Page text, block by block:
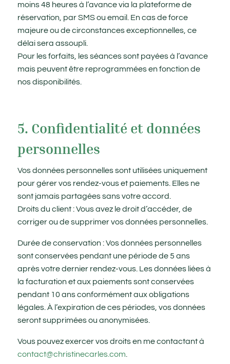
moins 48 heures à l’avance via la plateforme de
réservation, par SMS ou email. En cas de force
majeure ou de circonstances exceptionnelles, ce
délai sera assoupli.
Pour les forfaits, les séances sont payées à l’avance
mais peuvent être reprogrammées en fonction de
nos disponibilités.
5. Confidentialité et données
personnelles
Vos données personnelles sont utilisées uniquement
pour gérer vos rendez-vous et paiements. Elles ne
sont jamais partagées sans votre accord.
Droits du client : Vous avez le droit d’accéder, de
corriger ou de supprimer vos données personnelles.
Durée de conservation : Vos données personnelles
sont conservées pendant une période de 5 ans
après votre dernier rendez-vous. Les données liées à
la facturation et aux paiements sont conservées
pendant 10 ans conformément aux obligations
légales. À l’expiration de ces périodes, vos données
seront supprimées ou anonymisées.
Vous pouvez exercer vos droits en me contactant à
contact@christinecarles.com